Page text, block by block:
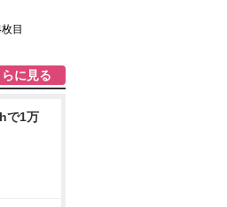
目
らに見る
で1万